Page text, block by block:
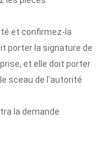
et confirmez-la
porter la signature de
et elle doit porter
sceau de l'autorité
la demande